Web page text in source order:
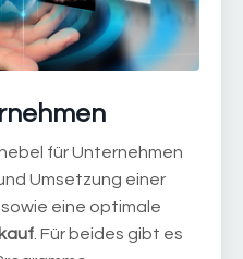
für Unternehmen
Umsetzung einer
eine optimale
. Für beides gibt es